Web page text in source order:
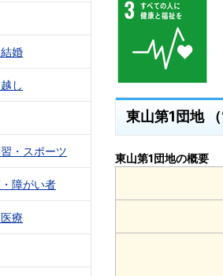
東山第1団地
東山第1団地の概要
婚
し
・スポーツ
障がい者
療